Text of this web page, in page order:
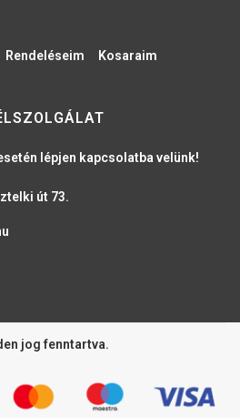
Rendeléseim
Kosaraim
lépjen kapcsolatba velünk!
út 73.
jog fenntartva.